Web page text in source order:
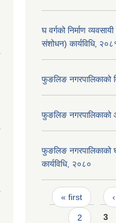
घ वर्गको निर्माण
संशोधन) कार्यविधि‚
फुङलिङ नगरपालिकाको
फुङलिङ नगरपालिकाको
फुङलिङ नगरपालिकाको
कार्यविधि, २०८०
Pages
« first
2 3